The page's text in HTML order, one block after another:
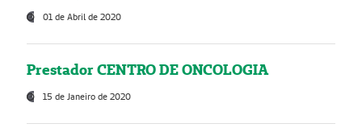
01 de Abril de 2020
Prestador CENTRO DE ONCOLOGIA
15 de Janeiro de 2020